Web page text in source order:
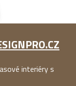
interiéry s